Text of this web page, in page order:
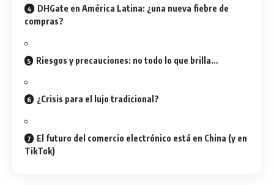
DHGate en América Latina: ¿una nueva fiebre de
compras?
Riesgos y precauciones: no todo lo que brilla…
¿Crisis para el lujo tradicional?
El futuro del comercio electrónico está en China (y en
TikTok)